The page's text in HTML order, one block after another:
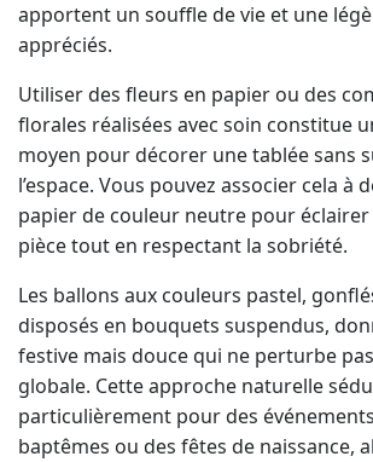
apportent un souffle de vie et une
appréciés.
Utiliser des fleurs en papier ou des
florales réalisées avec soin constitue
moyen pour décorer une tablée sans
l’espace. Vous pouvez associer cela à
papier de couleur neutre pour
pièce tout en respectant la sobriété.
Les ballons aux couleurs pastel,
disposés en bouquets suspendus,
festive mais douce qui ne perturbe
globale. Cette approche naturelle
particulièrement pour des
baptêmes ou des fêtes de naissance,